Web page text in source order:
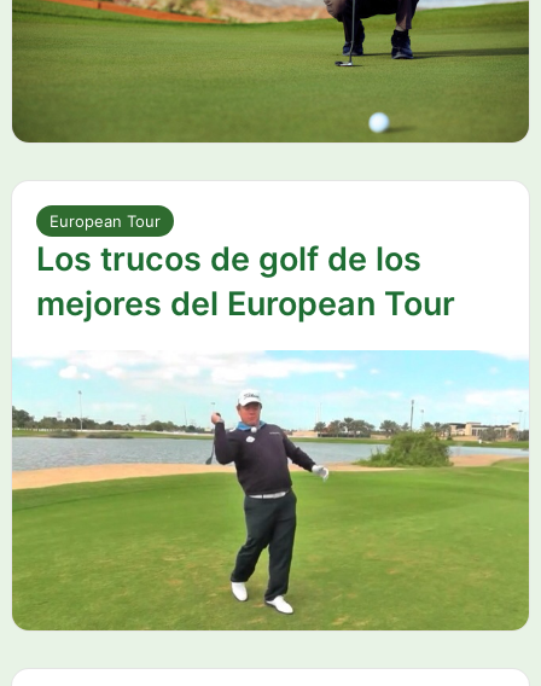
European Tour
Los trucos de golf de los
mejores del European Tour